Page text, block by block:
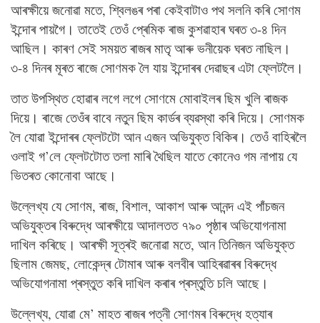
আৰক্ষীয়ে জনোৱা মতে, শ্বিলঙৰ পৰা কেইবাটাও পথ সলনি কৰি সোণম
ইন্দোৰ পায়গৈ। তাতেই তেওঁ প্ৰেমিক ৰাজ কুশৱাহাৰ ঘৰত ৩-৪ দিন
আছিল। কাৰণ সেই সময়ত ৰাজৰ মাতৃ আৰু ভনীয়েক ঘৰত নাছিল।
৩-৪ দিনৰ মূৰত ৰাজে সোণমক লৈ যায় ইন্দোৰৰ দেৱাছৰ এটা ফ্লেটলৈ।
তাত উপস্থিত হোৱাৰ লগে লগে সোণমে মোবাইলৰ ছিম খুলি ৰাজক
দিয়ে। ৰাজে তেওঁৰ বাবে নতুন ছিম কাৰ্ডৰ ব্যৱস্থা কৰি দিয়ে। সোণমক
লৈ যোৱা ইন্দোৰৰ ফ্লেটটো আন এজন অভিযুক্ত বিকিৰ। তেওঁ বাহিৰলৈ
ওলাই গ’লে ফ্লেটটোত তলা মাৰি থৈছিল যাতে কোনেও গম নাপায় যে
ভিতৰত কোনোবা আছে।
উল্লেখ্য যে সোণম, ৰাজ, বিশাল, আকাশ আৰু আনন্দ এই পাঁচজন
অভিযুক্তৰ বিৰুদ্ধে আৰক্ষীয়ে আদালতত ৭৯০ পৃষ্ঠাৰ অভিযোগনামা
দাখিল কৰিছে। আৰক্ষী সূত্ৰই জনোৱা মতে, আন তিনিজন অভিযুক্ত
ছিলাম জেমছ, লোকেন্দ্ৰ টোমাৰ আৰু বলবীৰ আহিৰৱাৰৰ বিৰুদ্ধে
অভিযোগনামা প্ৰস্তুত কৰি দাখিল কৰাৰ প্ৰস্তুতি চলি আছে।
উল্লেখ্য, যোৱা মে’ মাহত ৰাজৰ পত্নী সোণমৰ বিৰুদ্ধে হত্যাৰ